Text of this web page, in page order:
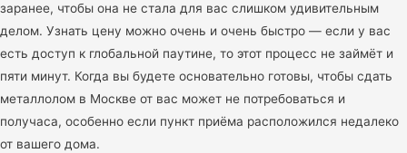
заранее, чтобы она не стала для вас слишком удивительным
делом. Узнать цену можно очень и очень быстро — если у вас
есть доступ к глобальной паутине, то этот процесс не займёт и
пяти минут. Когда вы будете основательно готовы, чтобы сдать
металлолом в Москве от вас может не потребоваться и
получаса, особенно если пункт приёма расположился недалеко
от вашего дома.